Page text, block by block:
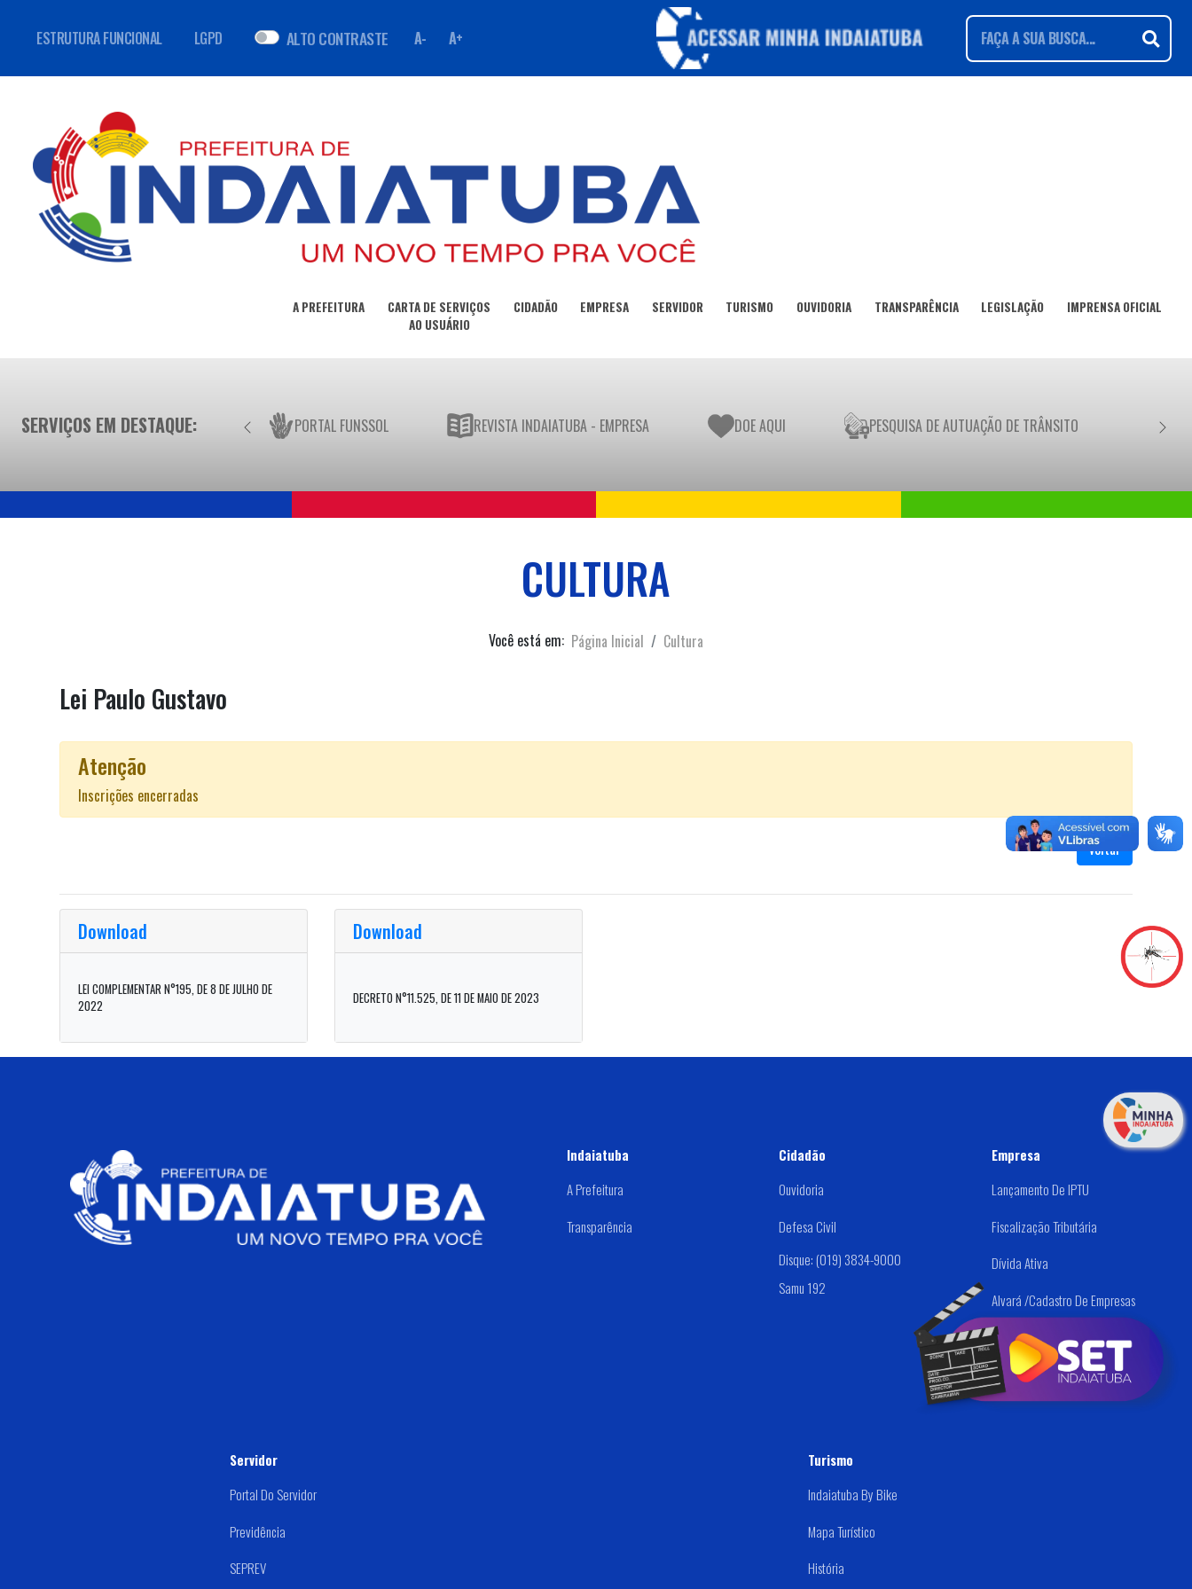
ESTRUTURA FUNCIONAL LGPD ALTO CONTRASTE A- A+
A PREFEITURA
CARTA DE SERVIÇOS
AO USUÁRIO
CIDADÃO EMPRESA SERVIDOR TURISMO OUVIDORIA TRANSPARÊNCIA LEGISLAÇÃO IMPRENSA OFICIAL
SERVIÇOS EM DESTAQUE: PORTAL FUNSSOL REVISTA INDAIATUBA - EMPRESA DOE AQUI PESQUISA DE AUTUAÇÃO DE TRÂNSITO
CULTURA
Você está em: Página Inicial Cultura
Lei Paulo Gustavo
Atenção
Inscrições encerradas
Voltar
Download
LEI COMPLEMENTAR N°195, DE 8 DE JULHO DE
2022
Download
DECRETO N°11.525, DE 11 DE MAIO DE 2023
Indaiatuba
A Prefeitura
Transparência
Cidadão
Ouvidoria
Defesa Civil
Disque: (019) 3834-9000
Samu 192
Empresa
Lançamento De IPTU
Fiscalização Tributária
Dívida Ativa
Alvará /Cadastro De Empresas
Tesouraria - (PAGTO
FORNECEDORES)
Servidor
Portal Do Servidor
Previdência
SEPREV
Turismo
Indaiatuba By Bike
Mapa Turístico
História